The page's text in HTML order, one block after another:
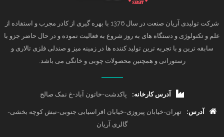
شرکت تولیدی آریان صنعت در سال 1376 با بهره گیری از کادر مجرب و استفاده از
علم و تکنولوژی و دستگاه های به روز شروع به فعالیت نموده و در حال حاضر جزو با
سابقه ترین و با تجربه ترین تولید کننده ها در زمینه میز و صندلی فلزی تالاری و
رستورانی و همچنین محصولات چوبی و خانگی می باشد.
آدرس کارخانه: پاکدشت-خاتون آباد-خ نمک صالح
آدرس:
تهران-خیابان پیروزی-خیابان افراسیابی جنوبی-نبش کوچه بخشی-
گالری آریان